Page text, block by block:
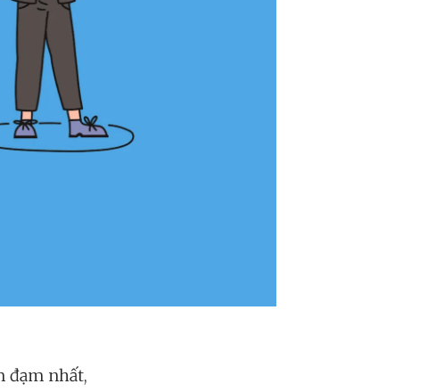
đạm nhất,